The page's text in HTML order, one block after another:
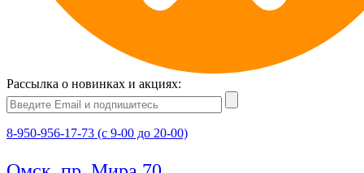
Рассылка о новинках и акциях:
8-950-956-17-73 (с 9-00 до 20-00)